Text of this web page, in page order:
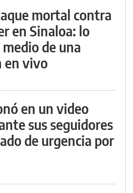
mortal contra
en Sinaloa: lo
de una
en vivo
en un video
sus seguidores
de urgencia por